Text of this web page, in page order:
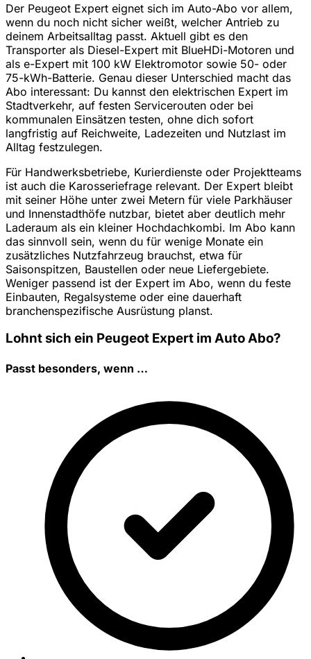
Der Peugeot Expert eignet sich im Auto-Abo vor allem,
wenn du noch nicht sicher weißt, welcher Antrieb zu
deinem Arbeitsalltag passt. Aktuell gibt es den
Transporter als Diesel-Expert mit BlueHDi-Motoren und
als e-Expert mit 100 kW Elektromotor sowie 50- oder
75-kWh-Batterie. Genau dieser Unterschied macht das
Abo interessant: Du kannst den elektrischen Expert im
Stadtverkehr, auf festen Servicerouten oder bei
kommunalen Einsätzen testen, ohne dich sofort
langfristig auf Reichweite, Ladezeiten und Nutzlast im
Alltag festzulegen.
Für Handwerksbetriebe, Kurierdienste oder Projektteams
ist auch die Karosseriefrage relevant. Der Expert bleibt
mit seiner Höhe unter zwei Metern für viele Parkhäuser
und Innenstadthöfe nutzbar, bietet aber deutlich mehr
Laderaum als ein kleiner Hochdachkombi. Im Abo kann
das sinnvoll sein, wenn du für wenige Monate ein
zusätzliches Nutzfahrzeug brauchst, etwa für
Saisonspitzen, Baustellen oder neue Liefergebiete.
Weniger passend ist der Expert im Abo, wenn du feste
Einbauten, Regalsysteme oder eine dauerhaft
branchenspezifische Ausrüstung planst.
Lohnt sich ein Peugeot Expert im Auto Abo?
Passt besonders, wenn …